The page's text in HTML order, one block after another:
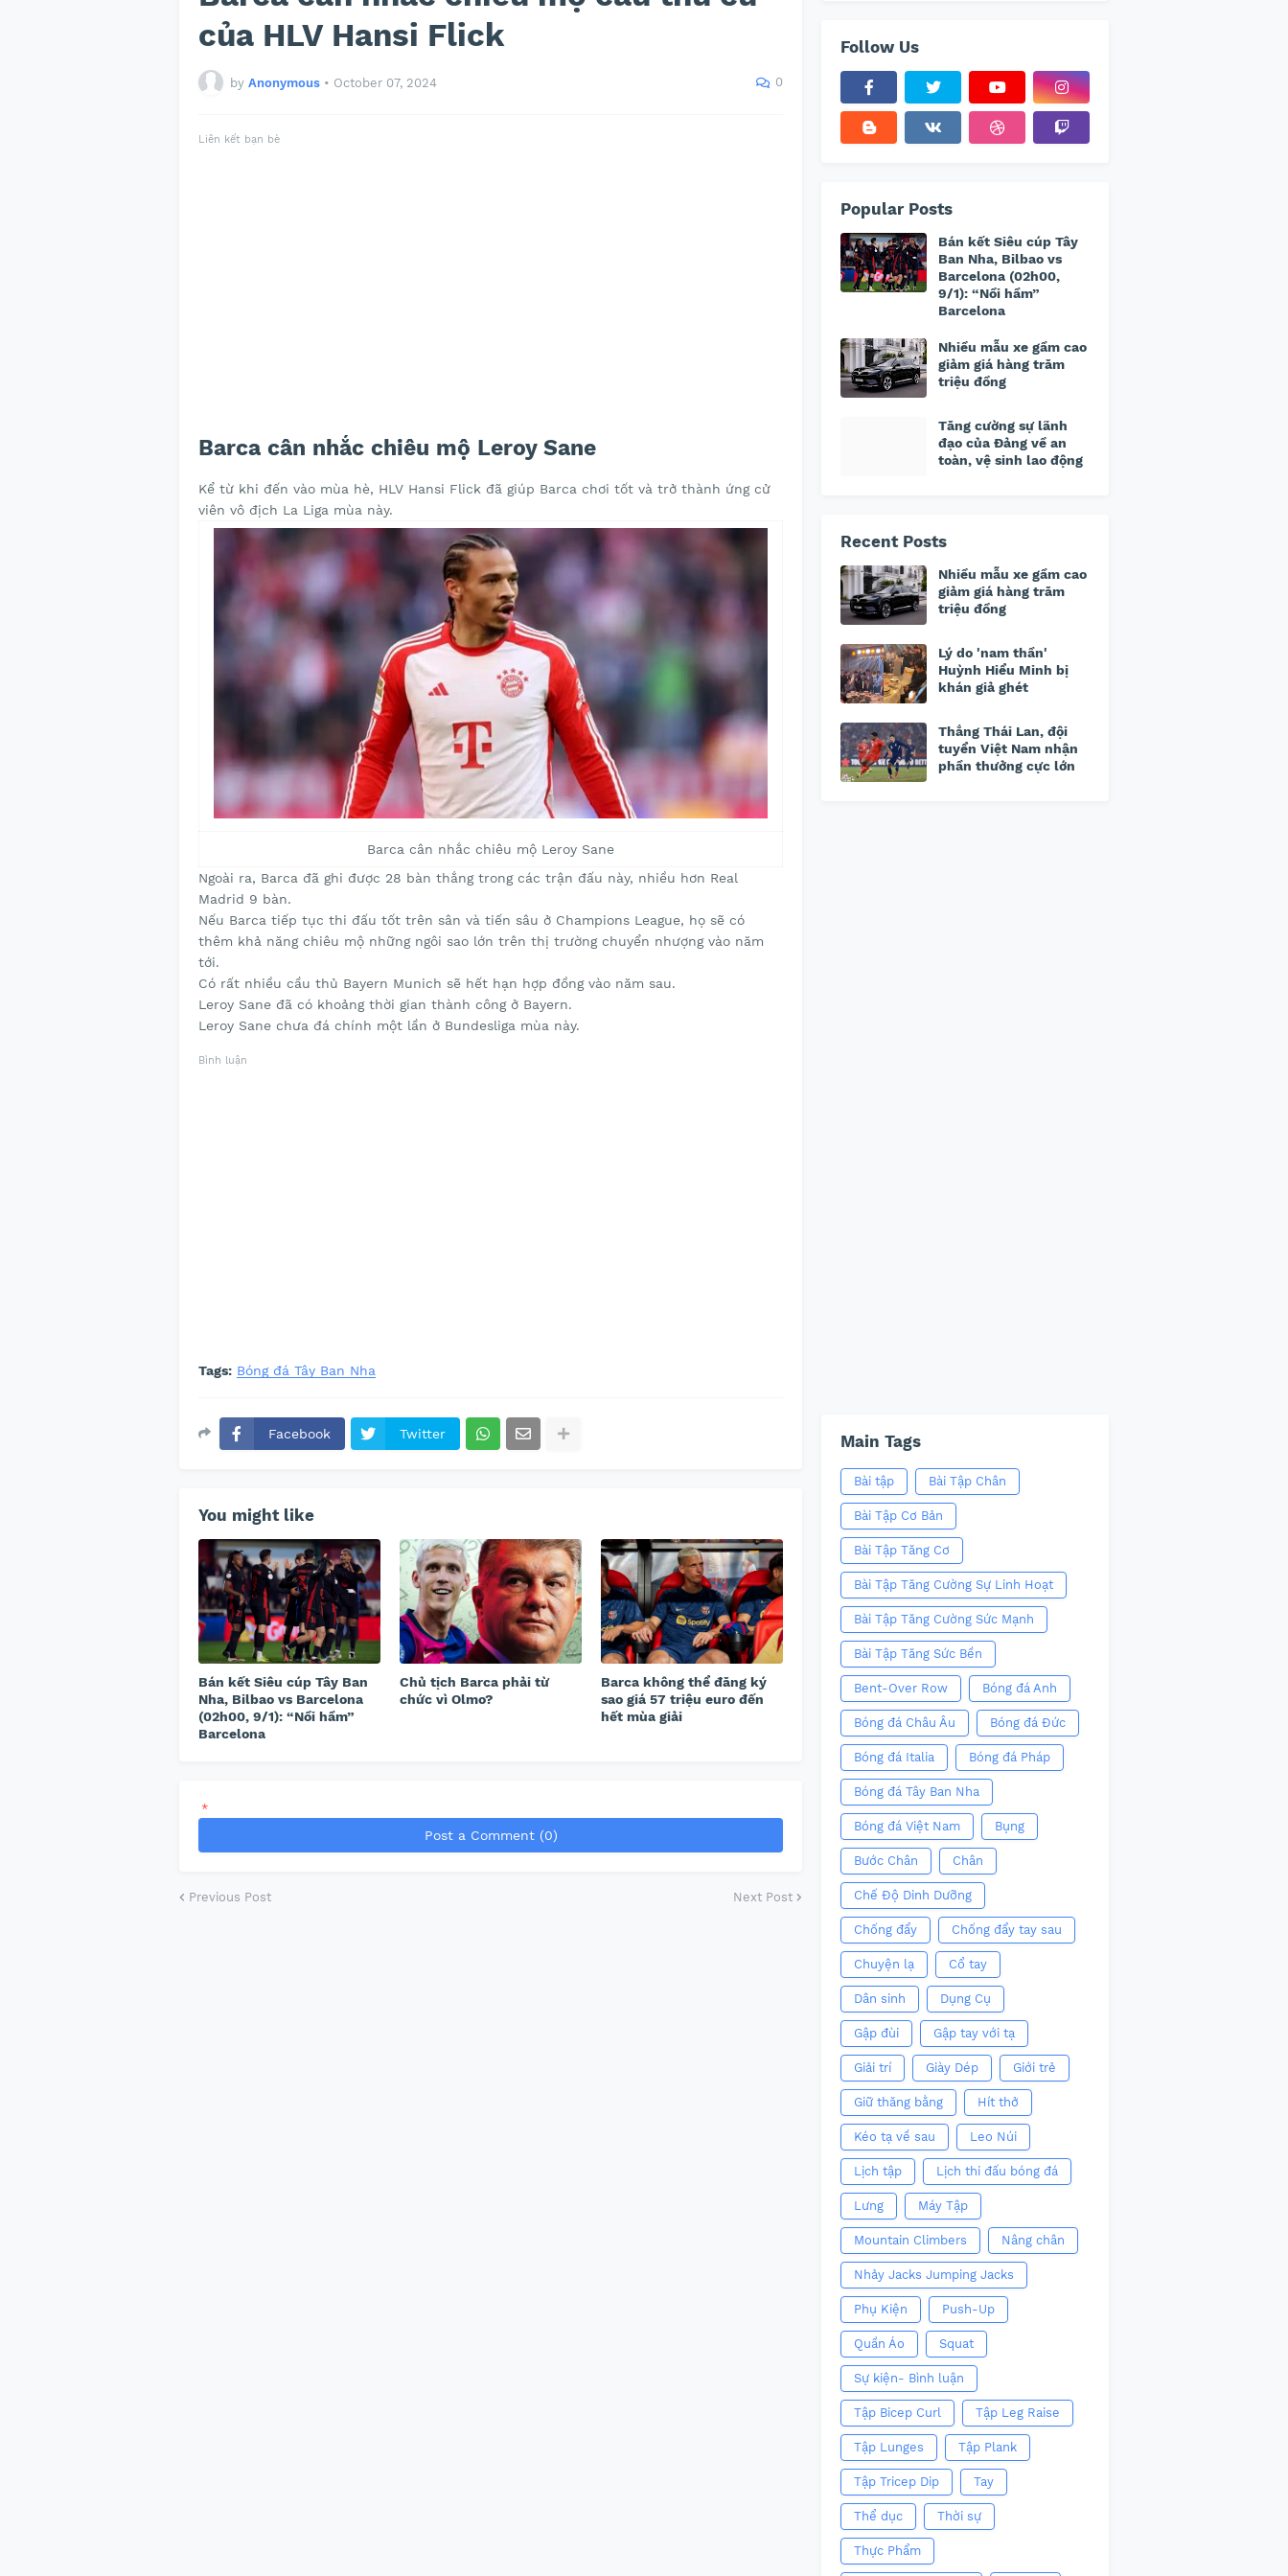
của HLV Hansi Flick
by Anonymous • October 07, 2024 0
Liên kết bạn bè
Barca cân nhắc chiêu mộ Leroy Sane
Kể từ khi đến vào mùa hè, HLV Hansi Flick đã giúp Barca chơi tốt và trở thành ứng cử
viên vô địch La Liga mùa này.
Barca cân nhắc chiêu mộ Leroy Sane
Ngoài ra, Barca đã ghi được 28 bàn thắng trong các trận đấu này, nhiều hơn Real
Madrid 9 bàn.
Nếu Barca tiếp tục thi đấu tốt trên sân và tiến sâu ở Champions League, họ sẽ có
thêm khả năng chiêu mộ những ngôi sao lớn trên thị trường chuyển nhượng vào năm
tới.
Có rất nhiều cầu thủ Bayern Munich sẽ hết hạn hợp đồng vào năm sau.
Leroy Sane đã có khoảng thời gian thành công ở Bayern.
Leroy Sane chưa đá chính một lần ở Bundesliga mùa này.
Bình luận
Tags: Bóng đá Tây Ban Nha
Facebook Twitter
You might like
Bán kết Siêu cúp Tây Ban
Nha, Bilbao vs Barcelona
(02h00, 9/1): “Nồi hầm”
Barcelona
Chủ tịch Barca phải từ
chức vì Olmo?
Barca không thể đăng ký
sao giá 57 triệu euro đến
hết mùa giải
*
Post a Comment (0)
Previous Post Next Post
Follow Us
Popular Posts
Bán kết Siêu cúp Tây
Ban Nha, Bilbao vs
Barcelona (02h00,
9/1): “Nồi hầm”
Barcelona
Nhiều mẫu xe gầm cao
giảm giá hàng trăm
triệu đồng
Tăng cường sự lãnh
đạo của Đảng về an
toàn, vệ sinh lao động
Recent Posts
Nhiều mẫu xe gầm cao
giảm giá hàng trăm
triệu đồng
Lý do 'nam thần'
Huỳnh Hiểu Minh bị
khán giả ghét
Thắng Thái Lan, đội
tuyển Việt Nam nhận
phần thưởng cực lớn
Main Tags
Bài tập Bài Tập Chân
Bài Tập Cơ Bản
Bài Tập Tăng Cơ
Bài Tập Tăng Cường Sự Linh Hoạt
Bài Tập Tăng Cường Sức Mạnh
Bài Tập Tăng Sức Bền
Bent-Over Row Bóng đá Anh
Bóng đá Châu Âu Bóng đá Đức
Bóng đá Italia Bóng đá Pháp
Bóng đá Tây Ban Nha
Bóng đá Việt Nam Bụng
Bước Chân Chân
Chế Độ Dinh Dưỡng
Chống đẩy Chống đẩy tay sau
Chuyện lạ Cổ tay
Dân sinh Dụng Cụ
Gập đùi Gập tay với tạ
Giải trí Giày Dép Giới trẻ
Giữ thăng bằng Hít thở
Kéo tạ về sau Leo Núi
Lịch tập Lịch thi đấu bóng đá
Lưng Máy Tập
Mountain Climbers Nâng chân
Nhảy Jacks Jumping Jacks
Phụ Kiện Push-Up
Quần Áo Squat
Sự kiện- Bình luận
Tập Bicep Curl Tập Leg Raise
Tập Lunges Tập Plank
Tập Tricep Dip Tay
Thể dục Thời sự
Thực Phẩm